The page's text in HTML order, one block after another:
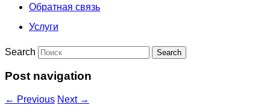
Обратная связь
Услуги
Search
Post navigation
← Previous Next →